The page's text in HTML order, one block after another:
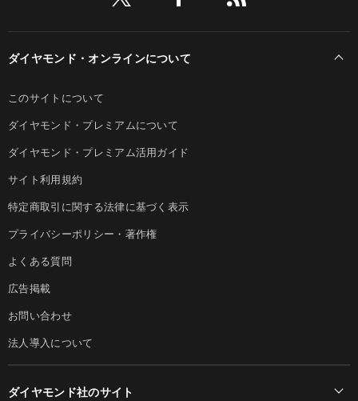
ダイヤモンド・オンラインについて
このサイトについて
ダイヤモンド・プレミアムについて
ダイヤモンド・プレミアム活用ガイド
サイト利用規約
特定商取引に関する法律に基づく表示
プライバシーポリシー・著作権
よくある質問
広告掲載
お問い合わせ
法人導入について
ダイヤモンド社のサイト